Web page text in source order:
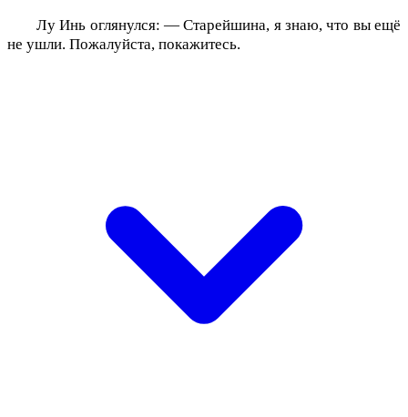
Лу Инь оглянулся: — Старейшина, я знаю, что вы ещё
не ушли. Пожалуйста, покажитесь.